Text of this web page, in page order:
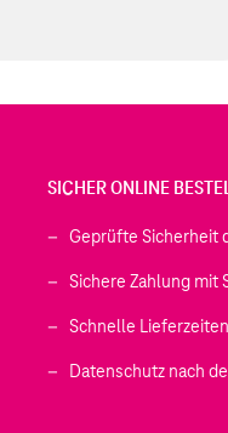
geöffnet)
SICHER ONLINE
Geprüfte Sicherheit
Sichere Zahlung mit
Schnelle Lieferzeiten
Datenschutz nach